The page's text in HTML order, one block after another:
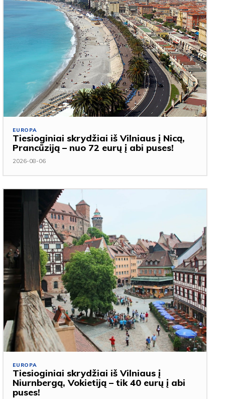
EUROPA
Tiesioginiai skrydžiai iš Vilniaus į Nicą,
Prancūziją – nuo 72 eurų į abi puses!
2026-08-06
EUROPA
Tiesioginiai skrydžiai iš Vilniaus į
Niurnbergą, Vokietiją – tik 40 eurų į abi
puses!